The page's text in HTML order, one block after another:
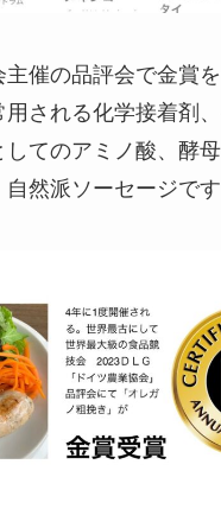
主催の品評会で金賞
用される化学接着剤
てのアミノ酸、酵
然派ソーセージです